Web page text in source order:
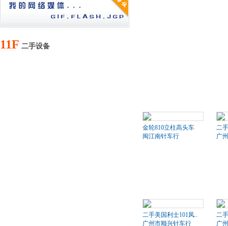
11F 二手设备
金轮810立柱高头车
闽江南针车行
二
广
二手美国利士101凤..
广州市顺兴针车行
二
广